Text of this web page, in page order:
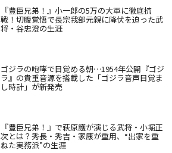
『豊臣兄弟！』小一郎の5万の大軍に徹底抗
戦！切腹覚悟で長宗我部元親に降伏を迫った武
将・谷忠澄の生涯
ゴジラの咆哮で目覚める朝…1954年公開『ゴジ
ラ』の貴重音源を搭載した「ゴジラ音声目覚ま
し時計」が新発売
『豊臣兄弟！』で萩原護が演じる武将・小堀正
次とは？秀長・秀吉・家康が重用、“出家を重
ねた実務派”の生涯